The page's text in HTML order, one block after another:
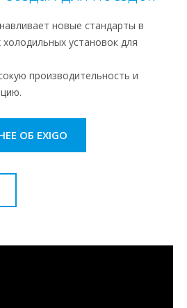
новые стандарты в
холодильных установок для
производительность и
ОБ EXIGO